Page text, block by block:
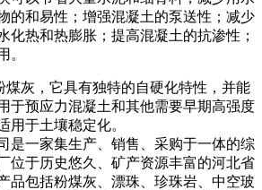
的和易性；增强混凝土的泵送性；减少
化热和热膨胀；提高混凝土的抗渗性；
。
煤灰，它具有独特的自硬化特性，并能
于预应力混凝土和其他需要早期高强度
用于土壤稳定化。
是一家集生产、销售、采购于一体的综
位于历史悠久、矿产资源丰富的河北省
品包括粉煤灰、漂珠、珍珠岩、中空玻